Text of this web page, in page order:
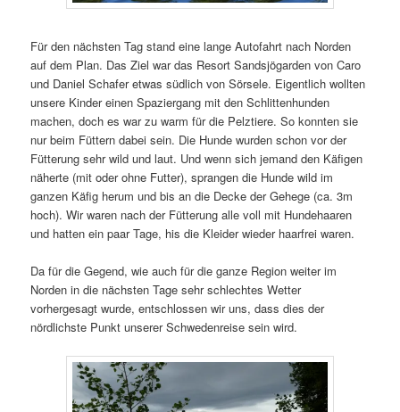
Für den nächsten Tag stand eine lange Autofahrt nach Norden
auf dem Plan. Das Ziel war das Resort Sandsjögarden von Caro
und Daniel Schafer etwas südlich von Sörsele. Eigentlich wollten
unsere Kinder einen Spaziergang mit den Schlittenhunden
machen, doch es war zu warm für die Pelztiere. So konnten sie
nur beim Füttern dabei sein. Die Hunde wurden schon vor der
Fütterung sehr wild und laut. Und wenn sich jemand den Käfigen
näherte (mit oder ohne Futter), sprangen die Hunde wild im
ganzen Käfig herum und bis an die Decke der Gehege (ca. 3m
hoch). Wir waren nach der Fütterung alle voll mit Hundehaaren
und hatten ein paar Tage, his die Kleider wieder haarfrei waren.
Da für die Gegend, wie auch für die ganze Region weiter im
Norden in die nächsten Tage sehr schlechtes Wetter
vorhergesagt wurde, entschlossen wir uns, dass dies der
nördlichste Punkt unserer Schwedenreise sein wird.